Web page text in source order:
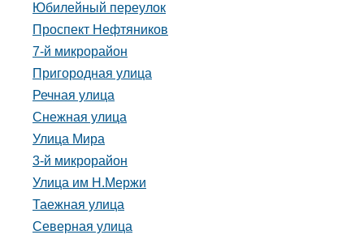
Юбилейный переулок
Проспект Нефтяников
7-й микрорайон
Пригородная улица
Речная улица
Снежная улица
Улица Мира
3-й микрорайон
Улица им Н.Мержи
Таежная улица
Северная улица